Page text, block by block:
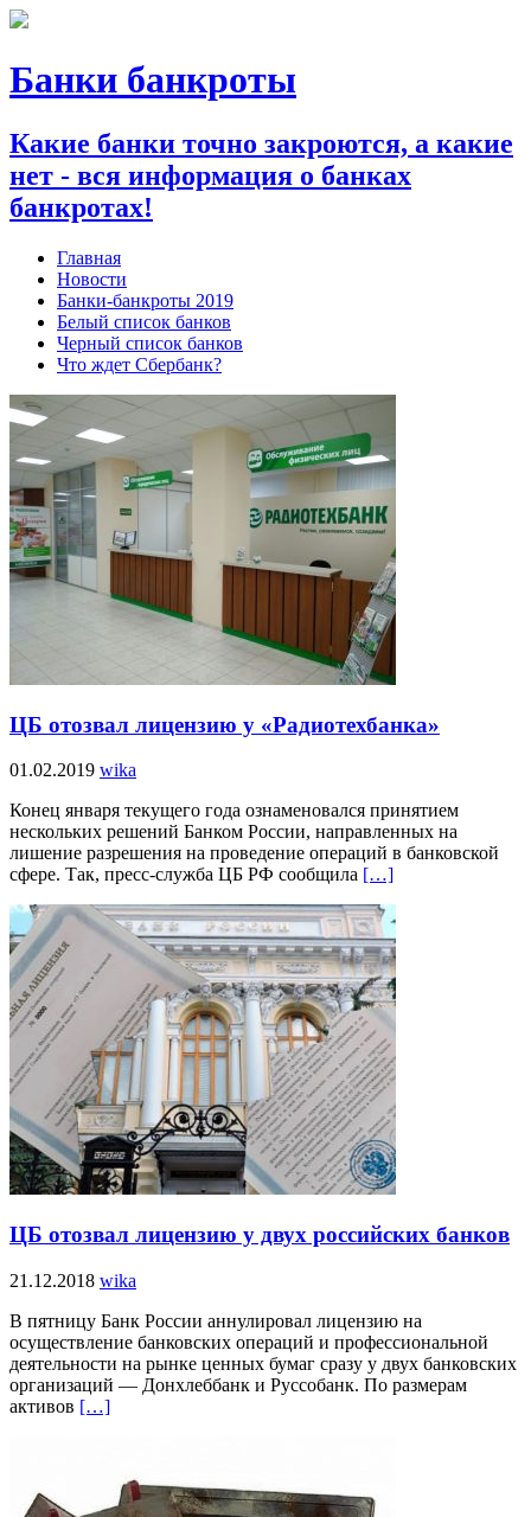
Банки банкроты
Какие банки точно закроются, а какие
нет - вся информация о банках
банкротах!
Главная
Новости
Банки-банкроты 2019
Белый список банков
Черный список банков
Что ждет Сбербанк?
ЦБ отозвал лицензию у «Радиотехбанка»
01.02.2019 wika
Конец января текущего года ознаменовался принятием
нескольких решений Банком России, направленных на
лишение разрешения на проведение операций в банковской
сфере. Так, пресс-служба ЦБ РФ сообщила […]
ЦБ отозвал лицензию у двух российских банков
21.12.2018 wika
В пятницу Банк России аннулировал лицензию на
осуществление банковских операций и профессиональной
деятельности на рынке ценных бумаг сразу у двух банковских
организаций — Донхлеббанк и Руссобанк. По размерам
активов […]